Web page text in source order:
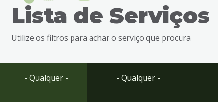
busca
Ir
Lista de Serviços
Utilize os filtros para achar o serviço que procura
- Qualquer - - Qualquer -